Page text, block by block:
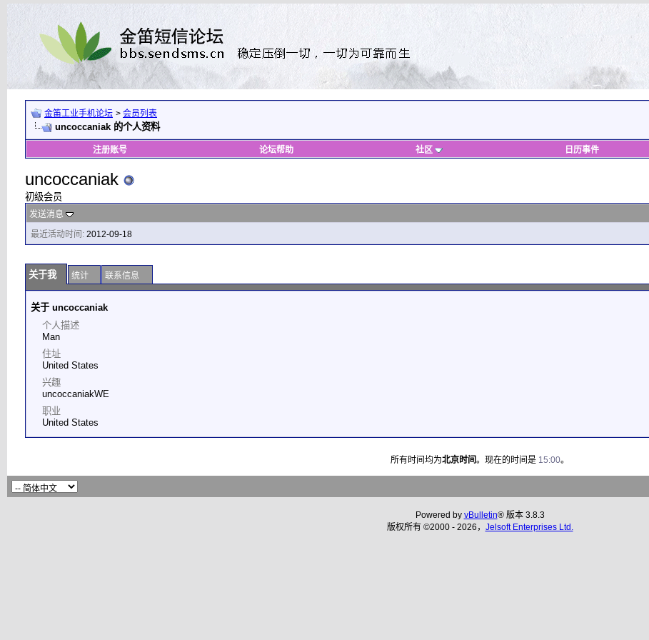
金笛工业手机论坛 > 会员列表
uncoccaniak 的个人资料
注册账号 论坛帮助 社区 日历事件
uncoccaniak
初级会员
发送消息
最近活动时间: 2012-09-18
关于我 统计 联系信息
关于 uncoccaniak
个人描述
Man
住址
United States
兴趣
uncoccaniakWE
职业
United States
所有时间均为北京时间。现在的时间是 15:00。
Powered by vBulletin® 版本 3.8.3
版权所有 ©2000 - 2026， Jelsoft Enterprises Ltd.